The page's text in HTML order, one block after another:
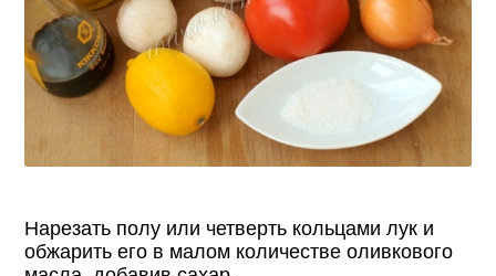
Нарезать полу или четверть кольцами лук и
обжарить его в малом количестве оливкового